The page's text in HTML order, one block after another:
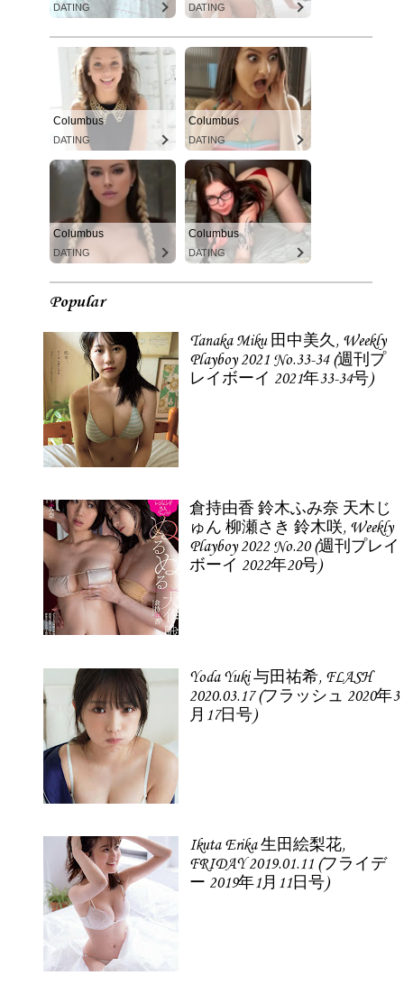
DATING DATING
Columbus
DATING
Columbus
DATING
Columbus
DATING
Columbus
DATING
Popular
Tanaka Miku 田中美久, Weekly
Playboy 2021 No.33-34 (週刊プ
レイボーイ 2021年33-34号)
倉持由香 鈴木ふみ奈 天木じ
ゅん 柳瀬さき 鈴木咲, Weekly
Playboy 2022 No.20 (週刊プレイ
ボーイ 2022年20号)
Yoda Yuki 与田祐希, FLASH
2020.03.17 (フラッシュ 2020年3
月17日号)
Ikuta Erika 生田絵梨花,
FRIDAY 2019.01.11 (フライデ
ー 2019年1月11日号)